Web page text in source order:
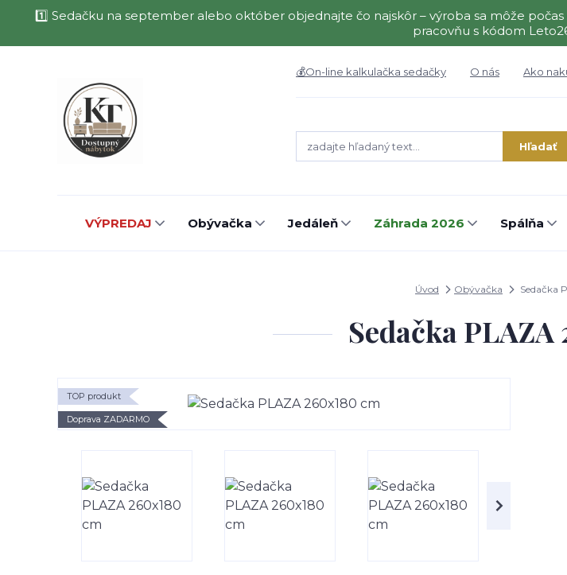
1️⃣ Sedačku na september alebo október objednajte čo najskôr – výroba sa môže počas
pracovňu s kódom
💰On-line kalkulačka sedačky O nás Ako
Hľadať
VÝPREDAJ Obývačka Jedáleň Záhrada 2026 Spálňa
Úvod Obývačka Sedačka
Sedačka
TOP produkt
Doprava ZADARMO